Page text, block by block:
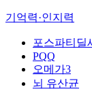
기억력·인지력
포스파티딜
PQQ
오메가3
뇌 유산균